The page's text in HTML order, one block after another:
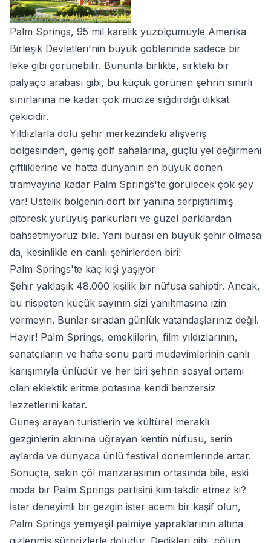
Palm Springs, 95 mil karelik yüzölçümüyle Amerika
Birleşik Devletleri'nin büyük gobleninde sadece bir
leke gibi görünebilir. Bununla birlikte, sirkteki bir
palyaço arabası gibi, bu küçük görünen şehrin sınırlı
sınırlarına ne kadar çok mucize sığdırdığı dikkat
çekicidir.
Yıldızlarla dolu şehir merkezindeki alışveriş
bölgesinden, geniş golf sahalarına, güçlü yel değirmeni
çiftliklerine ve hatta dünyanın en büyük dönen
tramvayına kadar Palm Springs'te görülecek çok şey
var! Üstelik bölgenin dört bir yanına serpiştirilmiş
pitoresk yürüyüş parkurları ve güzel parklardan
bahsetmiyoruz bile. Yani burası en büyük şehir olmasa
da, kesinlikle en canlı şehirlerden biri!
Palm Springs'te kaç kişi yaşıyor
Şehir yaklaşık 48.000 kişilik bir nüfusa sahiptir. Ancak,
bu nispeten küçük sayının sizi yanıltmasına izin
vermeyin. Bunlar sıradan günlük vatandaşlarınız değil.
Hayır! Palm Springs, emeklilerin, film yıldızlarının,
sanatçıların ve hafta sonu parti müdavimlerinin canlı
karışımıyla ünlüdür ve her biri şehrin sosyal ortamı
olan eklektik eritme potasına kendi benzersiz
lezzetlerini katar.
Güneş arayan turistlerin ve kültürel meraklı
gezginlerin akınına uğrayan kentin nüfusu, serin
aylarda ve dünyaca ünlü festival dönemlerinde artar.
Sonuçta, sakin çöl manzarasının ortasında bile, eski
moda bir Palm Springs partisini kim takdir etmez ki?
İster deneyimli bir gezgin ister acemi bir kaşif olun,
Palm Springs yemyeşil palmiye yapraklarının altına